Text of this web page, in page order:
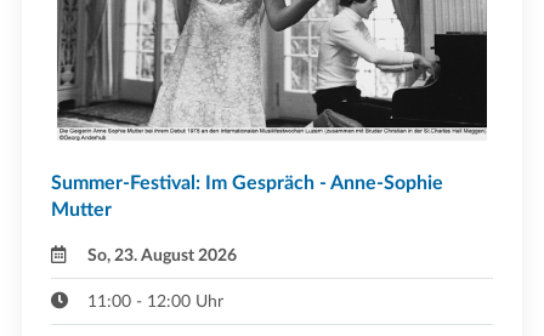
Summer-Festival: Im Gespräch - Anne-Sophie
Mutter
So, 23. August 2026
11:00 - 12:00 Uhr